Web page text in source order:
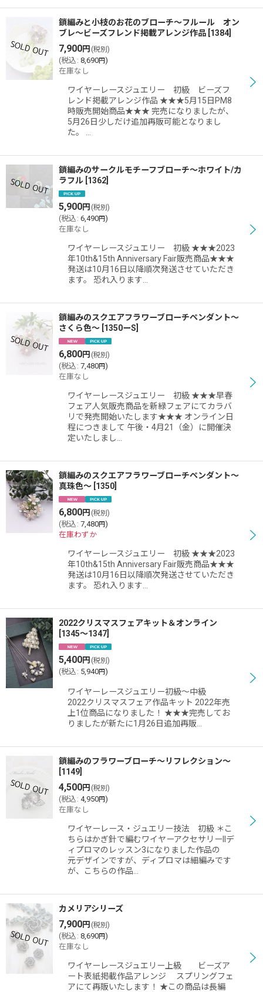
鎖編みと小枝のお花のブローチ〜フルール オン
ブレ〜ビーズフレンド掲載アレンジ作品 1384
7,900円 (税別)
(税込 : 8,690円)
在庫なし
ワイヤーレースジュエリー 初級 ビーズフ
レンド掲載アレンジ作品 ★★★5月15日PM8
時販売開始商品★★★ 完売になりましたが、
5月26日少しだけ追加再販可能となりまし
た。 …
鎖編みのサークルモチーフブローチ〜ホワイト/カ
ラフル 1362
5,900円 (税別)
(税込 : 6,490円)
在庫なし
ワイヤーレースジュエリー 初級 ★★★2023
年10th&15th Anniversary Fair販売商品★★★
発送は10月16日以降順次発送させていただき
ます。 恐れ入ります…
鎖編みのスクエアフラワーブローチペンダント〜
さくら色〜 1350ーS
6,800円 (税別)
(税込 : 7,480円)
在庫なし
ワイヤーレースジュエリー 初級 ★★★早春
フェア人気販売商品を新緑フェアにてカラバ
リで発売開始いたします★★★ オンライン日
程につきまして 午後・4月21（金）に開催決
定いたしまし…
鎖編みのスクエアフラワーブローチペンダント〜
真珠色〜 1350
6,800円 (税別)
(税込 : 7,480円)
在庫わずか
ワイヤーレースジュエリー 初級 ★★★2023
年10th&15th Anniversary Fair販売商品★★★
発送は10月16日以降順次発送させていただき
ます。 恐れ入ります…
2022クリスマスフェアキット＆オンライン
1345〜1347
5,400円 (税別)
(税込 : 5,940円)
ワイヤーレースジュエリー初級〜中級
2022クリスマスフェア作品キット 2022年売
上1位商品になりました！ ★★★完売してお
りましたが新たに1月26日追加再販…
鎖編みのフラワーブローチ〜リフレクション〜
1149
4,500円 (税別)
(税込 : 4,950円)
在庫なし
ワイヤーレース・ジュエリー技法 初級 ＊こ
ちらはかぎ針で編むワイヤーアクセサリーIIデ
ィプロマのレッスン3になりました作品の
元デザインですが、ディプロマは細編みです
が、こちらの作品…
カメリアシリーズ
7,900円 (税別)
(税込 : 8,690円)
在庫なし
ワイヤーレースジュエリー上級 ビーズア
ート表紙掲載作品アレンジ スプリングフェ
アにて再販いたします！ ★この商品は長編